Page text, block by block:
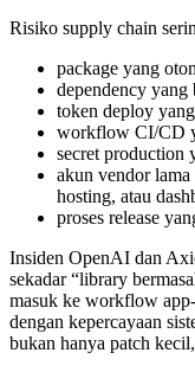
Risiko supply chain
package yang
dependency
token deploy
workflow CI/CD
secret production
akun vendor lama
hosting, atau
proses release
Insiden OpenAI dan
sekadar “library
masuk ke workflow
dengan kepercayaan
bukan hanya patch